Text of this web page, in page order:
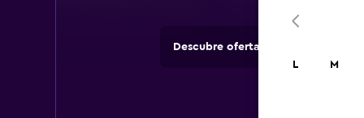
Descubre ofertas de agencias de
L M